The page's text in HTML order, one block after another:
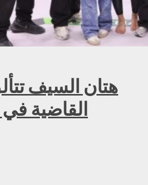
هتان السيف
القاضية